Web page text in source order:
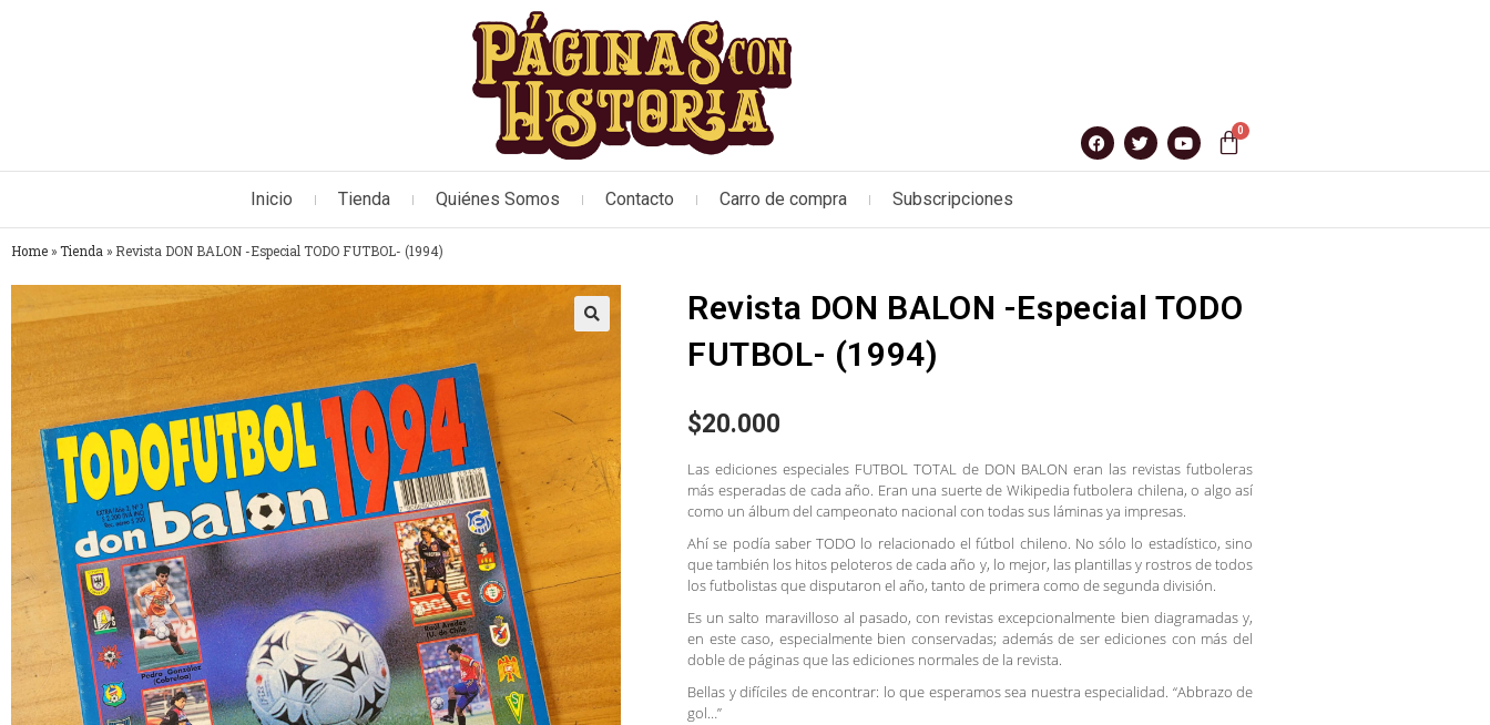
Inicio Tienda Quiénes Somos Contacto Carro de compra Subscripciones
Home » Tienda » Revista DON BALON -Especial TODO FUTBOL- (1994)
Revista DON BALON -Especial TODO
FUTBOL- (1994)
$20.000
Las ediciones especiales FUTBOL TOTAL de DON BALON eran las revistas futboleras
más esperadas de cada año. Eran una suerte de Wikipedia futbolera chilena, o algo así
como un álbum del campeonato nacional con todas sus láminas ya impresas.
Ahí se podía saber TODO lo relacionado el fútbol chileno. No sólo lo estadístico, sino
que también los hitos peloteros de cada año y, lo mejor, las plantillas y rostros de todos
los futbolistas que disputaron el año, tanto de primera como de segunda división.
Es un salto maravilloso al pasado, con revistas excepcionalmente bien diagramadas y,
en este caso, especialmente bien conservadas; además de ser ediciones con más del
doble de páginas que las ediciones normales de la revista.
Bellas y difíciles de encontrar: lo que esperamos sea nuestra especialidad. “Abbrazo de
gol…”